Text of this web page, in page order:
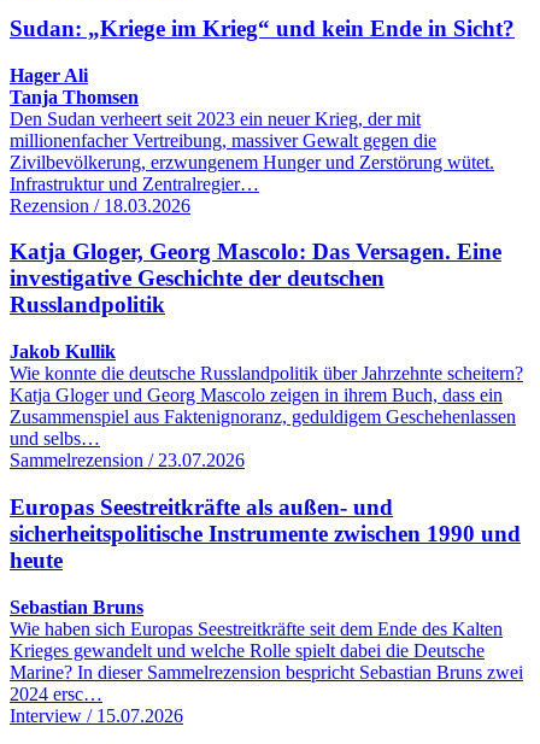
Sudan: „Kriege im Krieg“ und kein Ende in Sicht?
Hager Ali
Tanja Thomsen
Den Sudan verheert seit 2023 ein neuer Krieg, der mit
millionenfacher Vertreibung, massiver Gewalt gegen die
Zivilbevölkerung, erzwungenem Hunger und Zerstörung wütet.
Infrastruktur und Zentralregier…
Rezension / 18.03.2026
Katja Gloger, Georg Mascolo: Das Versagen. Eine
investigative Geschichte der deutschen
Russlandpolitik
Jakob Kullik
Wie konnte die deutsche Russlandpolitik über Jahrzehnte scheitern?
Katja Gloger und Georg Mascolo zeigen in ihrem Buch, dass ein
Zusammenspiel aus Faktenignoranz, geduldigem Geschehenlassen
und selbs…
Sammelrezension / 23.07.2026
Europas Seestreitkräfte als außen- und
sicherheitspolitische Instrumente zwischen 1990 und
heute
Sebastian Bruns
Wie haben sich Europas Seestreitkräfte seit dem Ende des Kalten
Krieges gewandelt und welche Rolle spielt dabei die Deutsche
Marine? In dieser Sammelrezension bespricht Sebastian Bruns zwei
2024 ersc…
Interview / 15.07.2026